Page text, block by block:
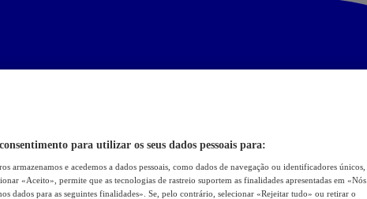
para utilizar os seus dados pessoais para:
armazenamos e acedemos a dados pessoais, como dados de navegação ou identificadores únicos,
«Aceito», permite que as tecnologias de rastreio suportem as finalidades apresentadas em «Nós
dados para as seguintes finalidades». Se, pelo contrário, selecionar «Rejeitar tudo» ou retirar o